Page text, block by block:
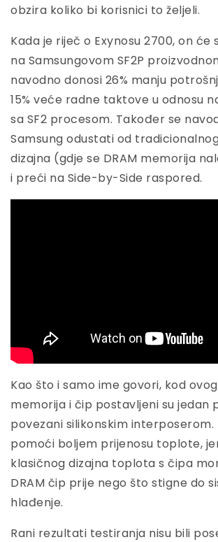
obzira koliko bi korisnici to željeli.
Kada je riječ o Exynosu 2700, on će
na Samsungovom SF2P
navodno donosi 26% manju
15% veće radne taktove u odnosu
sa SF2 procesom. Također se
Samsung odustati od
dizajna (gdje se DRAM memorija
i preći na Side-by-Side raspored.
Kao što i samo ime govori, kod
memorija i čip postavljeni su jedan
povezani silikonskim
pomoći boljem prijenosu toplote,
klasičnog dizajna toplota s čipa
DRAM čip prije nego što stigne do
hlađenje.
Rani rezultati testiranja nisu bili